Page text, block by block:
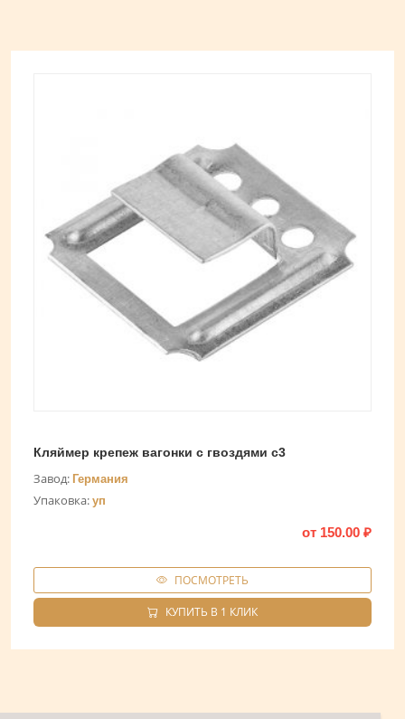
Кляймер крепеж вагонки с гвоздями с3
Завод: Германия
Упаковка: уп
от 150.00 ₽
ПОСМОТРЕТЬ
КУПИТЬ В 1 КЛИК